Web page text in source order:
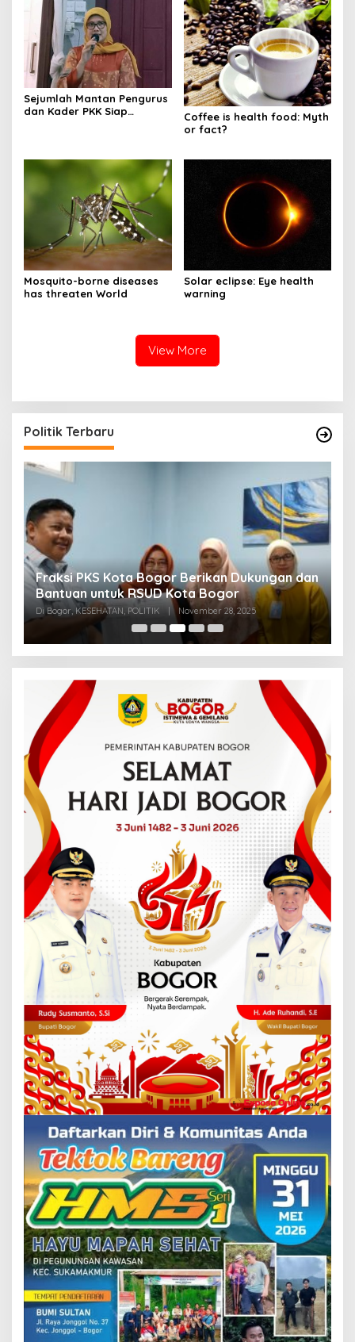
Muklis
Sejumlah Mantan Pengurus
dan Kader PKK Siap
Coffee is health food: Myth
or fact?
Mosquito-borne diseases
has threaten World
Solar eclipse: Eye health
warning
View More
Politik Terbaru
Fraksi PKS Kota Bogor Berikan Dukungan dan
Bantuan untuk RSUD Kota Bogor
Di Bogor, KESEHATAN, POLITIK November 28, 2025